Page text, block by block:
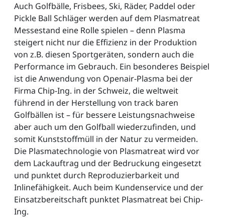
Auch Golfbälle, Frisbees, Ski, Räder, Paddel oder
Pickle Ball Schläger werden auf dem Plasmatreat
Messestand eine Rolle spielen – denn Plasma
steigert nicht nur die Effizienz in der Produktion
von z.B. diesen Sportgeräten, sondern auch die
Performance im Gebrauch. Ein besonderes Beispiel
ist die Anwendung von Openair-Plasma bei der
Firma Chip-Ing. in der Schweiz, die weltweit
führend in der Herstellung von track baren
Golfbällen ist – für bessere Leistungsnachweise
aber auch um den Golfball wiederzufinden, und
somit Kunststoffmüll in der Natur zu vermeiden.
Die Plasmatechnologie von Plasmatreat wird vor
dem Lackauftrag und der Bedruckung eingesetzt
und punktet durch Reproduzierbarkeit und
Inlinefähigkeit. Auch beim Kundenservice und der
Einsatzbereitschaft punktet Plasmatreat bei Chip-
Ing.